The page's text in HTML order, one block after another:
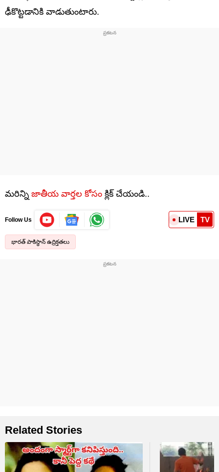
ఢీకొట్టడానికి వాడుతుంటారు.
మరిన్ని జాతీయ వార్తల కోసం క్లిక్ చేయండి..
Follow Us LIVE TV
భారత్ పాకిస్థాన్ ఉద్రిక్తతలు
Related Stories